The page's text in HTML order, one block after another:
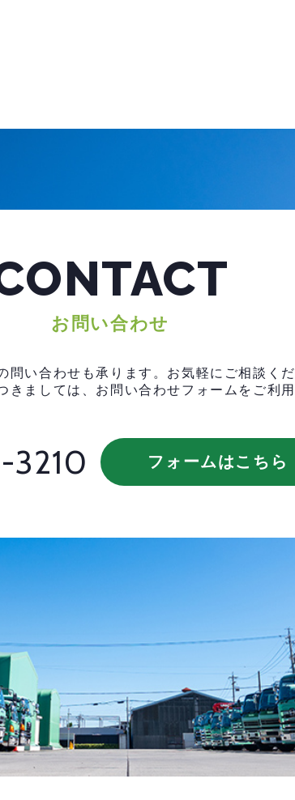
お問い合わせ
問い合わせも承ります。お気軽にご相談くだ
きましては、お問い合わせフォームをご利用
フォームはこちら